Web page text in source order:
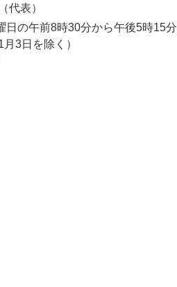
代表）
日の午前8時30分から午後5時15分
3日を除く）